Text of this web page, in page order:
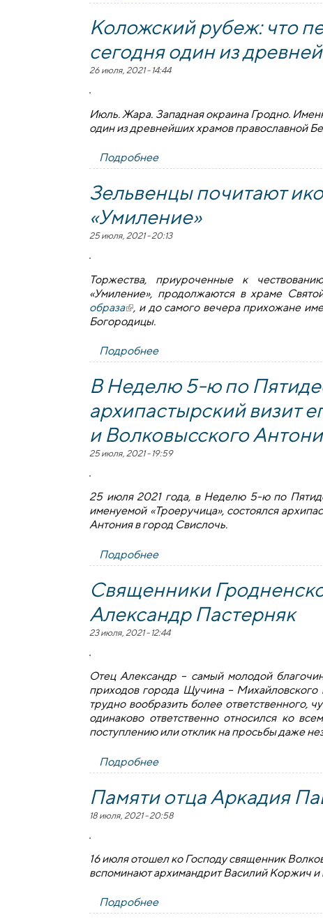
Коложский рубеж: что
сегодня один из
26 июля, 2021 - 14:44
Июль. Жара. Западная окраина Гродно.
один из древнейших храмов православной
Подробнеео Коложский рубеж: что
Зельвенцы почитают
«Умиление»
25 июля, 2021 - 20:13
Торжества, приуроченные к
«Умиление», продолжаются в храме
образа(внешняя ссылка)
, и до самого вечера прихожане
Богородицы.
Подробнеео Зельвенцы почитают икону
В Неделю 5-ю по
архипастырский визит
и Волковысского
25 июля, 2021 - 19:59
25 июля 2021 года, в Неделю 5-ю по
именуемой «Троеручица», состоялся
Антония в город Свислочь.
Подробнеео В Неделю 5-ю по
Священники
Александр Пастерняк
23 июля, 2021 - 12:44
Отец Александр – самый молодой
приходов города Щучина – Михайловского
трудно вообразить более ответственного,
одинаково ответственно относился ко
поступлению или отклик на просьбы даже
Подробнеео Священники Гродненской
Памяти отца Аркадия
18 июля, 2021 - 20:58
16 июля отошел ко Господу священник
вспоминают архимандрит Василий Коржич
Подробнеео Памяти отца Аркадия